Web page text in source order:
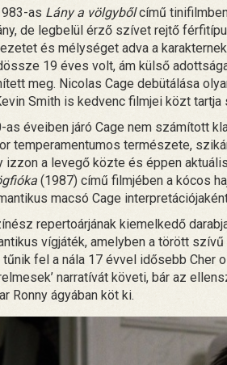
as Lány a völgybőlcímű
de legbelül érző szívet rejtő
és mélységet adva a
19 éves volt, ám külső
meg. Nicolas Cage debütálása
Smith is kedvenc filmjei közt
as éveiben járó Cage nem számított
temperamentumos természete,
izzon a levegő közte és éppen
(1987) című filmjében a kócos
macsó Cage
repertoárjának kiemelkedő
vígjáték, amelyben a törött
tűnik fel a nála 17 évvel idősebb Cher
narratívát követi, bár az
Ronny ágyában köt ki.